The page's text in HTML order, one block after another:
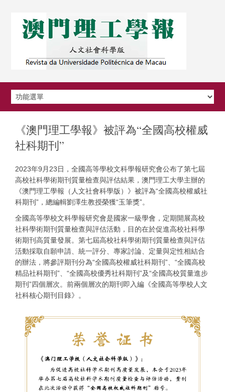
《澳門理工學報》被評為“全國高校權威
社科期刊”
2023年9月23日，全國高等學校文科學報研究會公布了第七屆
高校社科學術期刊質量檢查與評估結果，澳門理工大學主辦的
《澳門理工學報（人文社會科學版）》被評為“全國高校權威社
科期刊”，總編輯劉澤生教授榮獲“玉筆獎”。
全國高等學校文科學報研究會是國家一級學會，定期開展高校
社科學術期刊質量檢查與評估活動，目的在於促進高校社科學
術期刊高質量發展。第七屆高校社科學術期刊質量檢查與評估
活動採取自願申請、統一評分、專家討論、定量與定性相結合
的辦法，將參評期刊分為“全國高校權威社科期刊”、“全國高校
精品社科期刊”、“全國高校優秀社科期刊”及“全國高校質量進步
期刊”四個層次。前兩個層次的期刊即入編《全國高等學校人文
社科核心期刊目錄》。